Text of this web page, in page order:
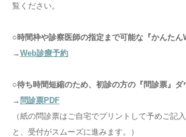
覧ください。
○時間枠や診察医師の指定まで可能な『かんたん
→Web診療予約
○待ち時間短縮のため、初診の方の『問診票』ダ
→ 問診票PDF
（紙の問診票はご自宅でプリントして予めご記
と、受付がスムーズに進みます。）